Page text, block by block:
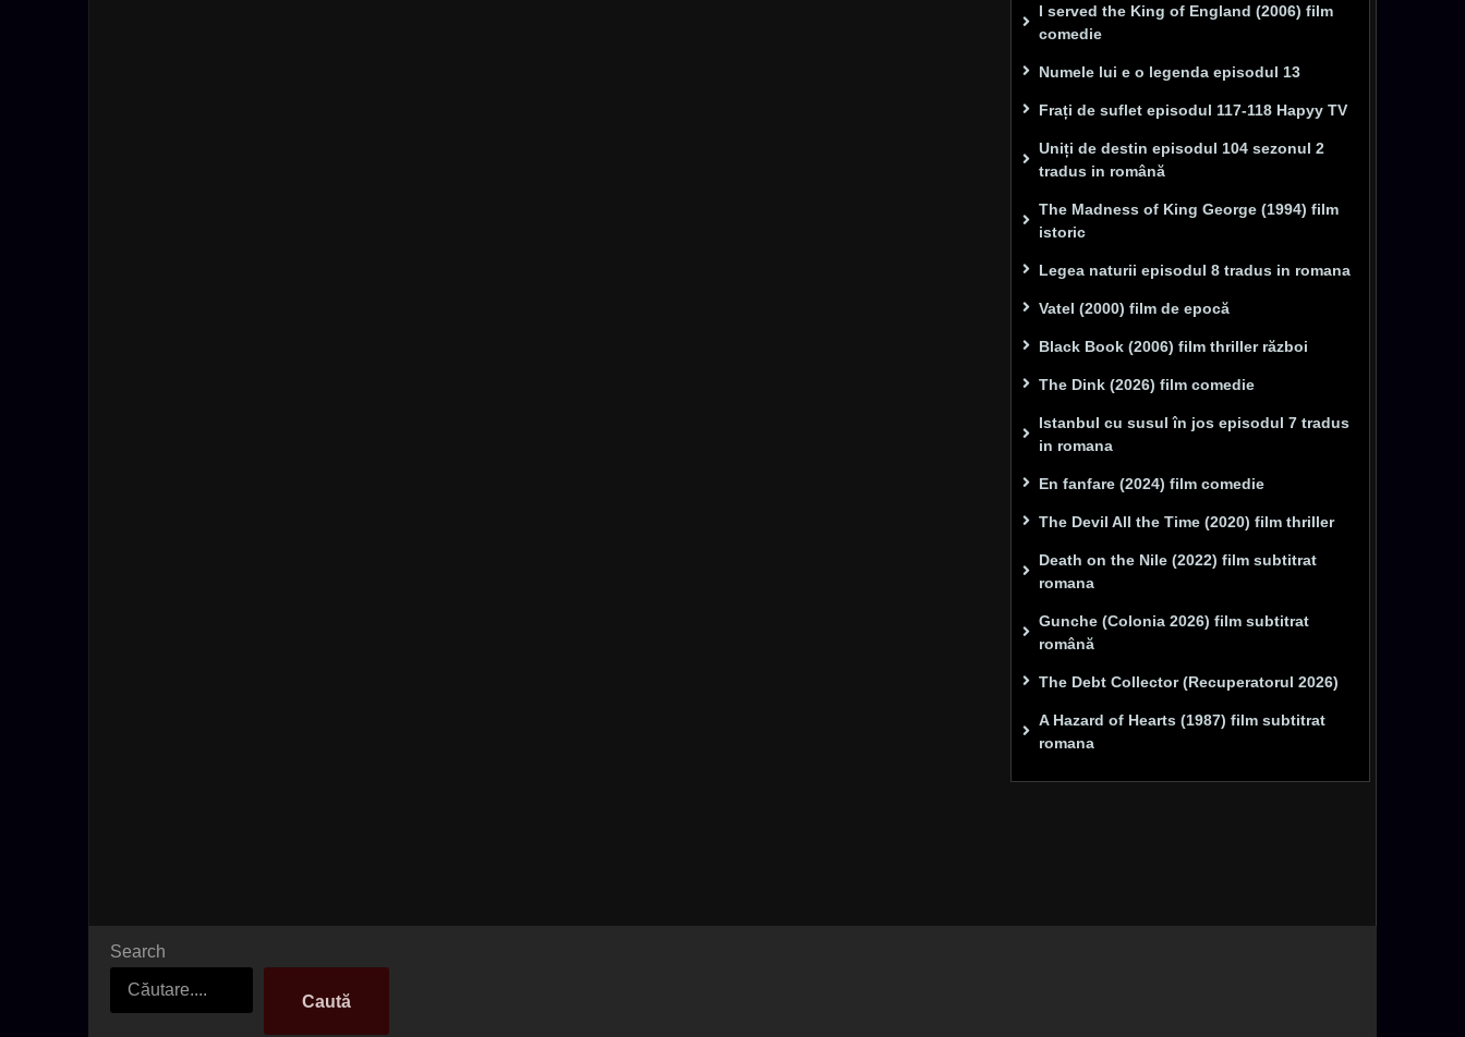
I served the King of England (2006) film
comedie
Numele lui e o legenda episodul 13
Frați de suflet episodul 117-118 Hapyy TV
Uniți de destin episodul 104 sezonul 2
tradus in română
The Madness of King George (1994) film
istoric
Legea naturii episodul 8 tradus in romana
Vatel (2000) film de epocă
Black Book (2006) film thriller război
The Dink (2026) film comedie
Istanbul cu susul în jos episodul 7 tradus
in romana
En fanfare (2024) film comedie
The Devil All the Time (2020) film thriller
Death on the Nile (2022) film subtitrat
romana
Gunche (Colonia 2026) film subtitrat
română
The Debt Collector (Recuperatorul 2026)
A Hazard of Hearts (1987) film subtitrat
romana
Search
Caută